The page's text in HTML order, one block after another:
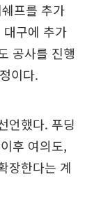
프를 추가
구에 추가
공사를 진행
이다.
언했다. 푸딩
후 여의도,
장한다는 계